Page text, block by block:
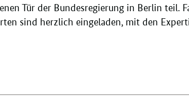
Tür der Bundesregierung in Berlin teil.
sind herzlich eingeladen, mit den